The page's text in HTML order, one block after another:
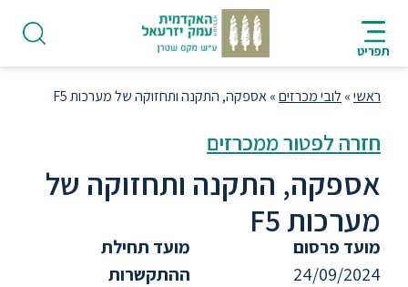
לתוכן
מרכזי
העמוד
תפריט
HE
פודקאסט
אודות
ראשי» לובי מכרזים»אספקה, התקנה ותחזוקה של מערכות F5
אספקה, התקנה ותחזוקה של
מערכות F5
חזרה לפטור ממכרזים
מועד פרסום
24/09/2024
מועד תחילת
ההתקשרות